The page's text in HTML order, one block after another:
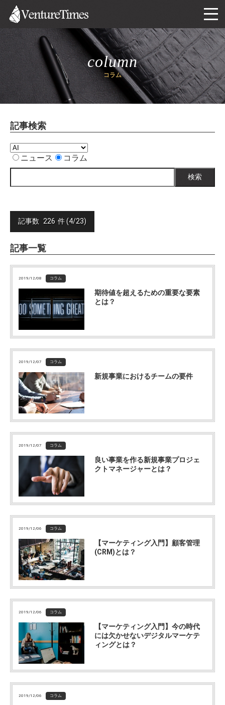
コラム
column
記事検索
ニュース コラム
検索
記事数 226 件 (4/23)
記事一覧
2019/12/08 コラム
期待値を超えるための重要な要素
とは？
2019/12/07 コラム
新規事業におけるチームの要件
2019/12/07 コラム
良い事業を作る新規事業プロジェ
クトマネージャーとは？
2019/12/06 コラム
【マーケティング入門】顧客管理
(CRM)とは？
2019/12/06 コラム
【マーケティング入門】今の時代
には欠かせないデジタルマーケテ
ィングとは？
2019/12/06 コラム